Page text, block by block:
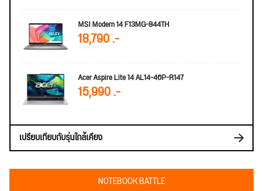
MSI Modern 14 F13MG-844TH
18,790 .-
Acer Aspire Lite 14 AL14-46P-R147
15,990 .-
เปรียบเทียบกับรุ่นใกล้เคียง
NOTEBOOK BATTLE